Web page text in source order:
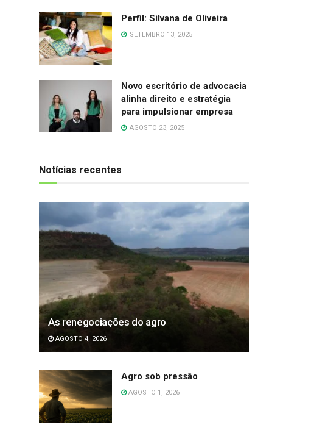
Perfil: Silvana de Oliveira
SETEMBRO 13, 2025
Novo escritório de advocacia
alinha direito e estratégia
para impulsionar empresa
AGOSTO 23, 2025
Notícias recentes
As renegociações do agro
AGOSTO 4, 2026
Agro sob pressão
AGOSTO 1, 2026